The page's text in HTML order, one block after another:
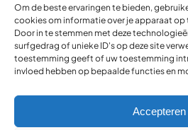
Om de beste ervaringen te bieden,
cookies om informatie over je apparaat
Door in te stemmen met deze
surfgedrag of unieke ID's op deze site
toestemming geeft of uw toestemming
invloed hebben op bepaalde functies en
Accepteren
Ons team